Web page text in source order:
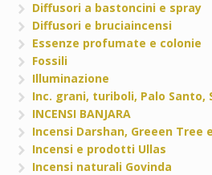
Diffusori a bastoncini e spray
Diffusori e bruciaincensi
Essenze profumate e colonie
Fossili
Illuminazione
Inc. grani, turiboli, Palo Santo,
INCENSI BANJARA
Incensi Darshan, Greeen Tree
Incensi e prodotti Ullas
Incensi naturali Govinda